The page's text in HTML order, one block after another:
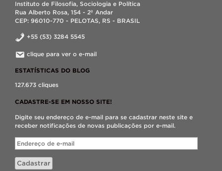
Instituto de Filosofia, Sociologia e Política
Rua Alberto Rosa, 154 - 2º Andar
CEP: 96010-770 - PELOTAS, RS - BRASIL
+55 (53) 3284 5545
clique para ver o e-mail
ESTATÍSTICAS DO BLOG
127.673 cliques
CADASTRE-SE EM NOSSO SITE!
Digite seu endereço de e-mail para se cadastrar neste site e
receber notificações de novas publicações por e-mail.
Endereço
de
e-
mail
Cadastrar